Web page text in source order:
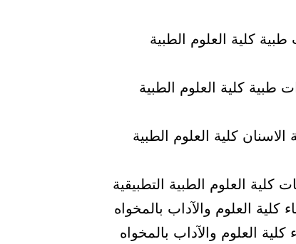
كلية العلوم الطبية
كلية العلوم الطبية
الاسنان كلية العلوم الطبية